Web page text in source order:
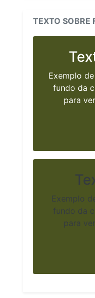
TEXTO
Exemplo
fundo da
para
Exemplo
fundo da
para